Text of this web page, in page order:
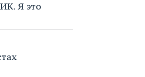
Я это